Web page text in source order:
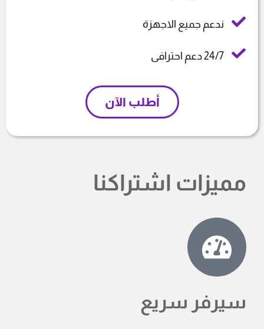
ندعم جميع الاجهزة
24/7 دعم احترافى
أطلب الآن
مميزات اشتراكنا
سيرفر سريع